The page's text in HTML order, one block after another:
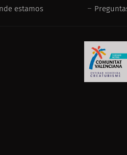
estamos